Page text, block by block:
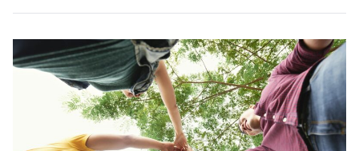
Kultūra
Bizness